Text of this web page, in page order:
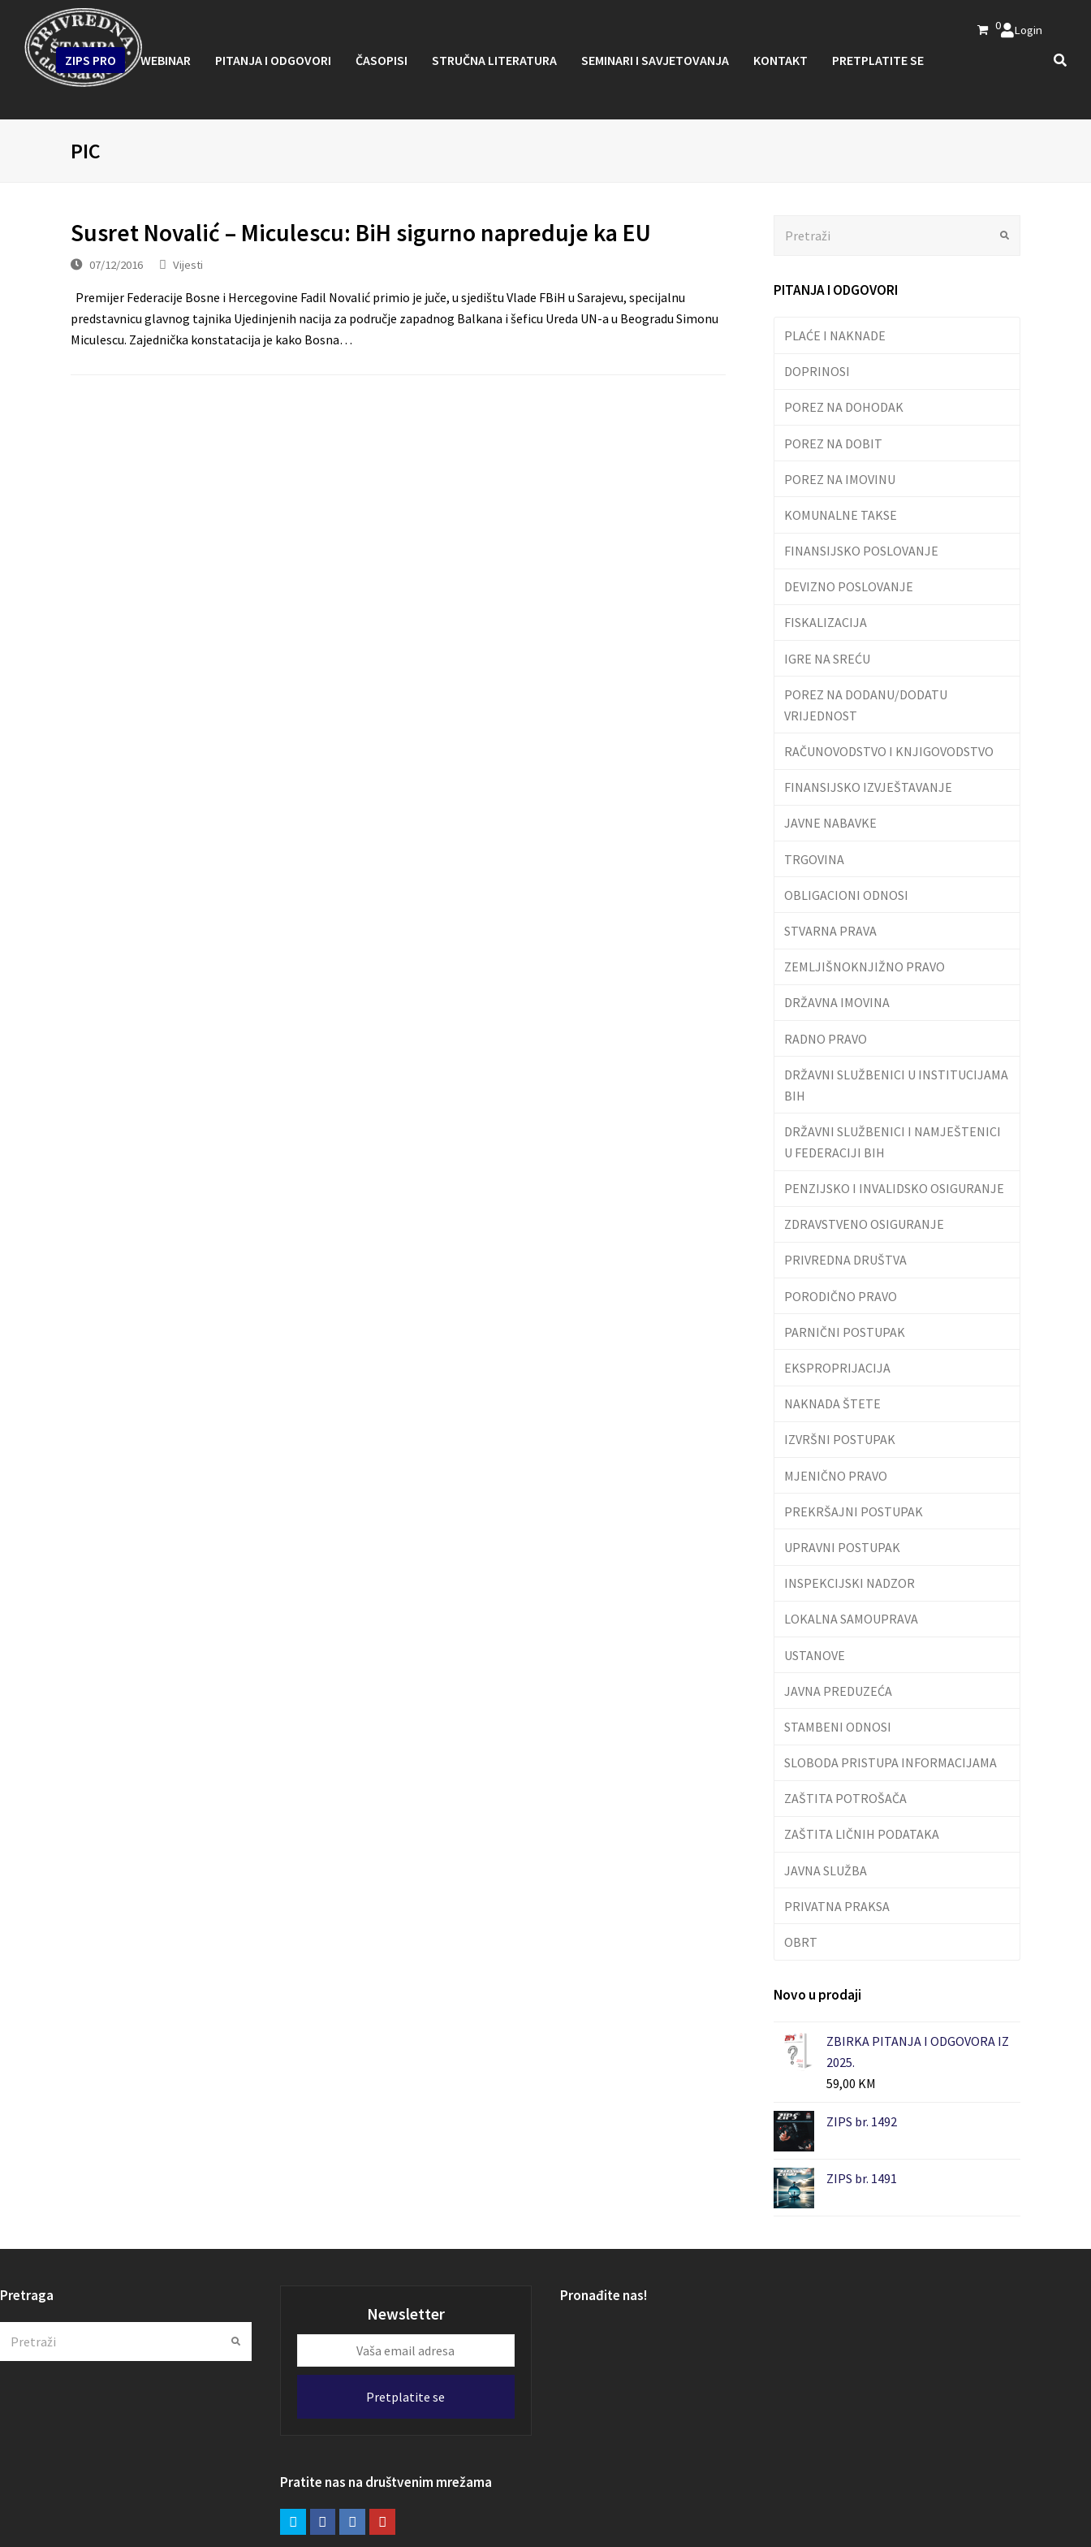
0 Login
ZIPS PRO WEBINAR PITANJA I ODGOVORI ČASOPISI STRUČNA LITERATURA SEMINARI I SAVJETOVANJA KONTAKT PRETPLATITE SE
PIC
Susret Novalić – Miculescu: BiH sigurno napreduje ka EU
07/12/2016 Vijesti
Premijer Federacije Bosne i Hercegovine Fadil Novalić primio je juče, u sjedištu Vlade FBiH u Sarajevu, specijalnu
predstavnicu glavnog tajnika Ujedinjenih nacija za područje zapadnog Balkana i šeficu Ureda UN-a u Beogradu Simonu
Miculescu. Zajednička konstatacija je kako Bosna…
PITANJA I ODGOVORI
PLAĆE I NAKNADE
DOPRINOSI
POREZ NA DOHODAK
POREZ NA DOBIT
POREZ NA IMOVINU
KOMUNALNE TAKSE
FINANSIJSKO POSLOVANJE
DEVIZNO POSLOVANJE
FISKALIZACIJA
IGRE NA SREĆU
POREZ NA DODANU/DODATU
VRIJEDNOST
RAČUNOVODSTVO I KNJIGOVODSTVO
FINANSIJSKO IZVJEŠTAVANJE
JAVNE NABAVKE
TRGOVINA
OBLIGACIONI ODNOSI
STVARNA PRAVA
ZEMLJIŠNOKNJIŽNO PRAVO
DRŽAVNA IMOVINA
RADNO PRAVO
DRŽAVNI SLUŽBENICI U INSTITUCIJAMA
BIH
DRŽAVNI SLUŽBENICI I NAMJEŠTENICI
U FEDERACIJI BIH
PENZIJSKO I INVALIDSKO OSIGURANJE
ZDRAVSTVENO OSIGURANJE
PRIVREDNA DRUŠTVA
PORODIČNO PRAVO
PARNIČNI POSTUPAK
EKSPROPRIJACIJA
NAKNADA ŠTETE
IZVRŠNI POSTUPAK
MJENIČNO PRAVO
PREKRŠAJNI POSTUPAK
UPRAVNI POSTUPAK
INSPEKCIJSKI NADZOR
LOKALNA SAMOUPRAVA
USTANOVE
JAVNA PREDUZEĆA
STAMBENI ODNOSI
SLOBODA PRISTUPA INFORMACIJAMA
ZAŠTITA POTROŠAČA
ZAŠTITA LIČNIH PODATAKA
JAVNA SLUŽBA
PRIVATNA PRAKSA
OBRT
Novo u prodaji
ZBIRKA PITANJA I ODGOVORA IZ
2025.
59,00 KM
ZIPS br. 1492
ZIPS br. 1491
Pretraga
Submit
Newsletter
email
Pretplatite se
Pratite nas na društvenim mrežama
Pronađite nas!